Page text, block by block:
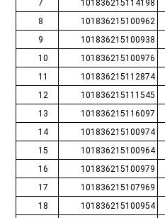
7
101836215114198
8
101836215100962
9
101836215100938
10
101836215100976
11
101836215112874
12
101836215111545
13
101836215116097
14
101836215100974
15
101836215100964
16
101836215100979
17
101836215107969
18
101836215100954